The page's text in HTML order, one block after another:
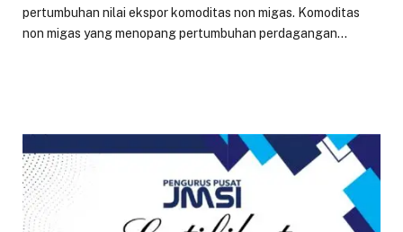
pertumbuhan nilai ekspor komoditas non migas. Komoditas
non migas yang menopang pertumbuhan perdagangan…